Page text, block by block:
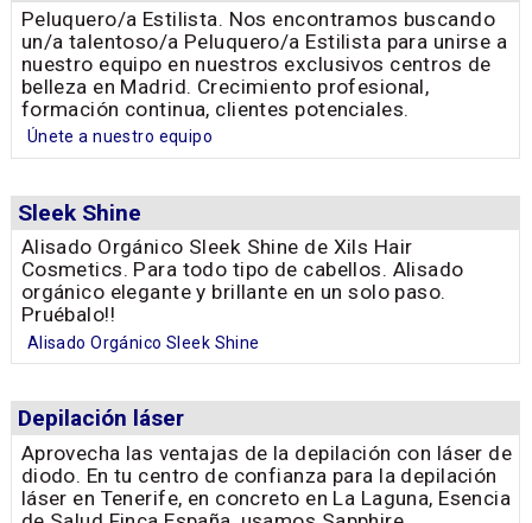
Peluquero/a Estilista. Nos encontramos buscando
un/a talentoso/a Peluquero/a Estilista para unirse a
nuestro equipo en nuestros exclusivos centros de
belleza en Madrid. Crecimiento profesional,
formación continua, clientes potenciales.
Únete a nuestro equipo
Sleek Shine
Alisado Orgánico Sleek Shine de Xils Hair
Cosmetics. Para todo tipo de cabellos. Alisado
orgánico elegante y brillante en un solo paso.
Pruébalo!!
Alisado Orgánico Sleek Shine
Depilación láser
Aprovecha las ventajas de la depilación con láser de
diodo. En tu centro de confianza para la depilación
láser en Tenerife, en concreto en La Laguna, Esencia